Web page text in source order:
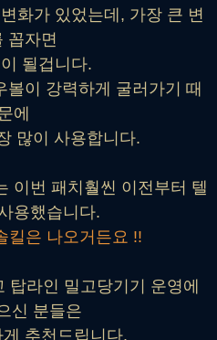
화가 있었는데, 가장 큰 변
꼽자면
될겁니다.
볼이 강력하게 굴러가기 때
에
많이 사용합니다.
이번 패치훨씬 이전부터 텔
용했습니다.
킬은 나오거든요 !!
탑라인 밀고당기기 운영에
신 분들은
추천드립니다.